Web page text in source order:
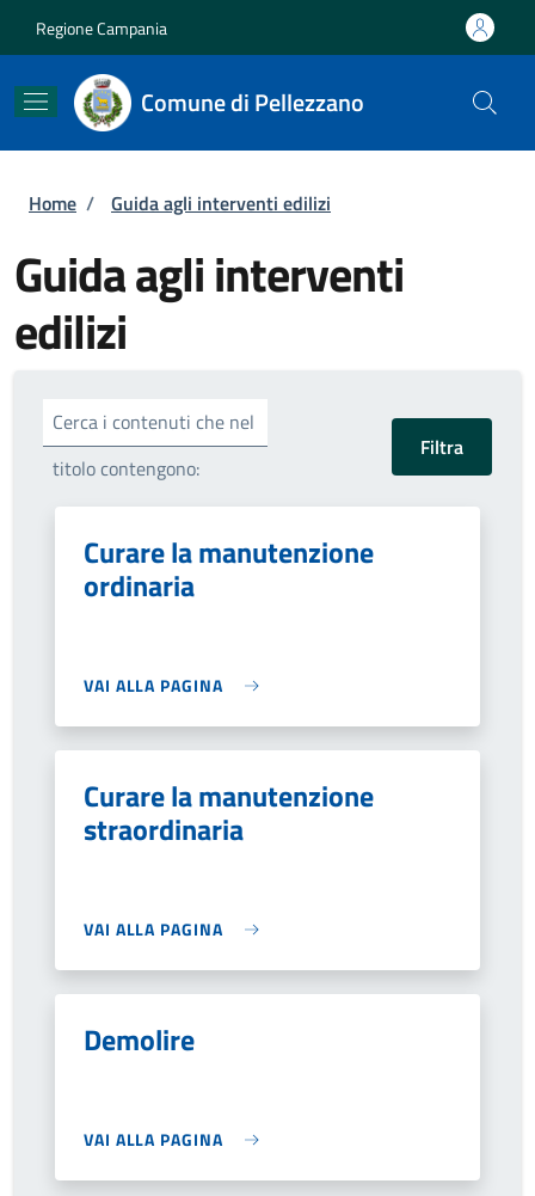
Regione Campania
Comune di Pellezzano
Briciole di pane
Home / Guida agli interventi edilizi
Guida agli interventi
edilizi
Cerca i contenuti che nel
titolo contengono:
Curare la manutenzione
ordinaria
VAI ALLA PAGINA
Curare la manutenzione
straordinaria
VAI ALLA PAGINA
Demolire
VAI ALLA PAGINA